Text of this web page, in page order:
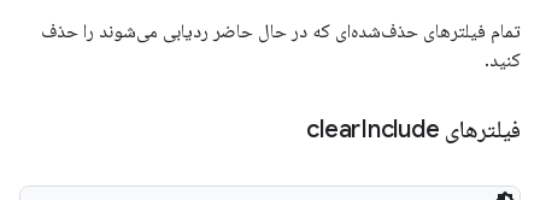
تمام فیلترهای حذف‌شده‌ای که در حال حاضر ردیابی می‌شوند را حذف
کنید.
فیلترهای clear Include